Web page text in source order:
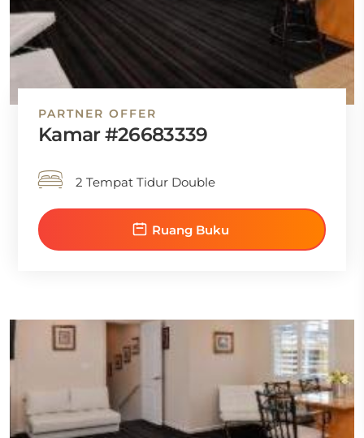
PARTNER OFFER
Kamar #26683339
2 Tempat Tidur Double
Ruang Buku